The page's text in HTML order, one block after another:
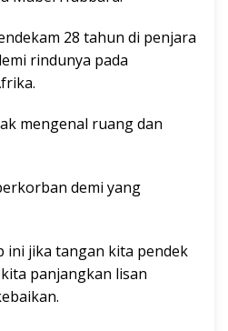
28 tahun di penjara
rindunya pada
mengenal ruang dan
demi yang
ini jika tangan kita pendek
panjangkan lisan